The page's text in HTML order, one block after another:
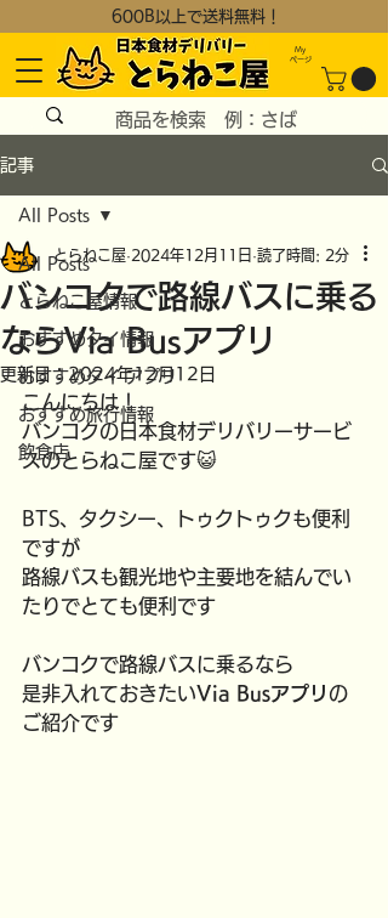
600B以上で送料無料！
My
​ページ
記事
All Posts
とらねこ屋情報
おすすめタイ情報
おすすめタイ アプリ
おすすめ旅行情報
飲食店
All Posts
バンコクで路線バスに乗る
ならVia Busアプリ
とらねこ屋 2024年12月11日 読了時間: 2分
更新日：2024年12月12日
こんにちは！
バンコクの日本食材デリバリーサービ
スのとらねこ屋です😺
BTS、タクシー、トゥクトゥクも便利
ですが
路線バスも観光地や主要地を結んでい
たりでとても便利です
バンコクで路線バスに乗るなら
是非入れておきたいVia Busアプリ の
ご紹介です